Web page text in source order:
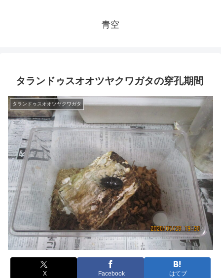
青空
タランドゥスオオツヤクワガタの穿孔期間
タランドゥスオオツヤクワガタ
X Facebook はてブ